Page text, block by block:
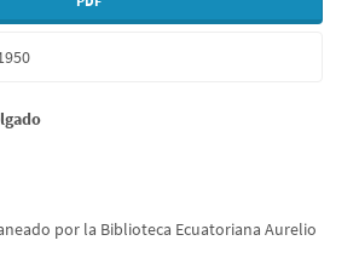
por la Biblioteca Ecuatoriana Aurelio